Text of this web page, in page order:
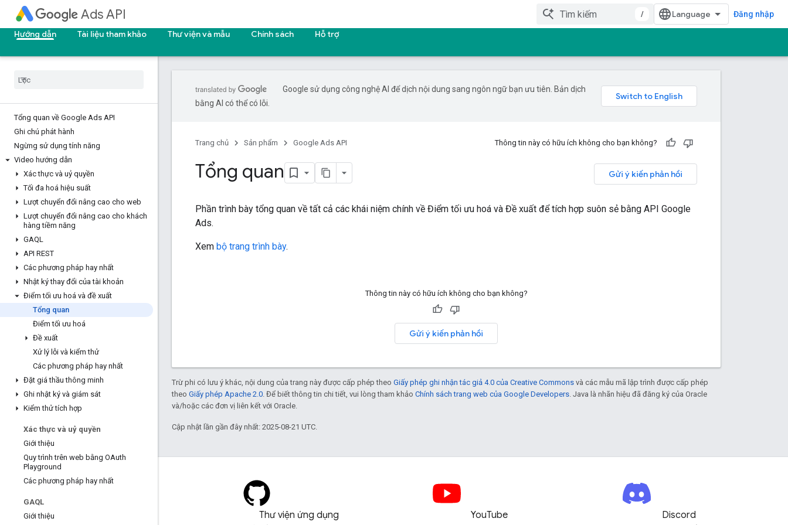
Ads API / Đăng nhập
Hướng dẫn Tài liệu tham khảo Thư viện và mẫu Chính sách Hỗ trợ
Tổng quan về Google Ads API
Ghi chú phát hành
Ngừng sử dụng tính năng
Video hướng dẫn
Xác thực và uỷ quyền
Tối đa hoá hiệu suất
Lượt chuyển đổi nâng cao cho web
Lượt chuyển đổi nâng cao cho khách
hàng tiềm năng
GAQL
API REST
Các phương pháp hay nhất
Nhật ký thay đổi của tài khoản
Điểm tối ưu hoá và đề xuất
Tổng quan
Điểm tối ưu hoá
Đề xuất
Xử lý lỗi và kiểm thử
Các phương pháp hay nhất
Đặt giá thầu thông minh
Ghi nhật ký và giám sát
Kiểm thử tích hợp
Xác thực và uỷ quyền
Giới thiệu
Quy trình trên web bằng OAuth
Playground
Các phương pháp hay nhất
GAQL
Giới thiệu
Google sử dụng công nghệ AI để dịch nội dung sang ngôn ngữ bạn ưu tiên. Bản dịch
bằng AI có thể có lỗi.
Trang chủ Sản phẩm Google Ads API Thông tin này có hữu ích không cho bạn không?
Gửi ý kiến phản hồi
Tổng quan
Phần trình bày tổng quan về tất cả các khái niệm chính về Điểm tối ưu hoá và Đề xuất để tích hợp suôn sẻ bằng API Google
Ads.
Xem bộ trang trình bày.
Thông tin này có hữu ích không cho bạn không?
Gửi ý kiến phản hồi
Trừ phi có lưu ý khác, nội dung của trang này được cấp phép theo Giấy phép ghi nhận tác giả 4.0 của Creative Commons và các mẫu mã lập trình được cấp phép
theo Giấy phép Apache 2.0 . Để biết thông tin chi tiết, vui lòng tham khảo Chính sách trang web của Google Developers . Java là nhãn hiệu đã đăng ký của Oracle
và/hoặc các đơn vị liên kết với Oracle.
Cập nhật lần gần đây nhất: 2025-08-21 UTC.
Thư viện ứng dụng YouTube Discord